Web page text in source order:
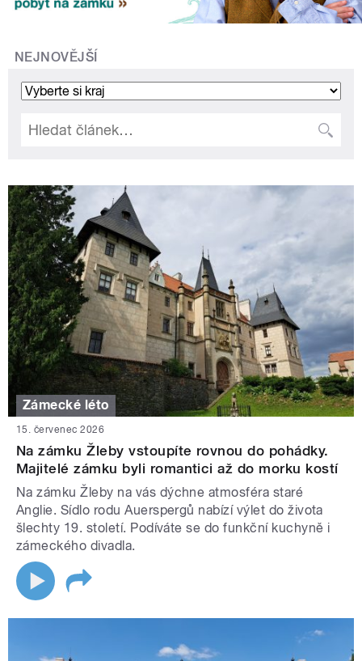
NEJNOVĚJŠÍ
Zámecké léto
15. červenec 2026
Na zámku Žleby vstoupíte rovnou do pohádky.
Majitelé zámku byli romantici až do morku kostí
Na zámku Žleby na vás dýchne atmosféra staré
Anglie. Sídlo rodu Auerspergů nabízí výlet do života
šlechty 19. století. Podíváte se do funkční kuchyně i
zámeckého divadla.